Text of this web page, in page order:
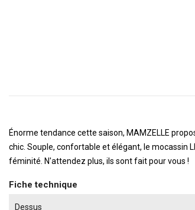
Énorme tendance cette saison, MAMZELLE
chic. Souple, confortable et élégant, le mocassin
féminité. N'attendez plus, ils sont fait pour vous !
Fiche technique
Dessus